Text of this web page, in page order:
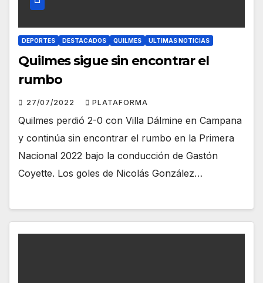
DEPORTES DESTACADOS QUILMES ULTIMAS NOTICIAS
Quilmes sigue sin encontrar el
rumbo
27/07/2022 PLATAFORMA
Quilmes perdió 2-0 con Villa Dálmine en Campana
y continúa sin encontrar el rumbo en la Primera
Nacional 2022 bajo la conducción de Gastón
Coyette. Los goles de Nicolás González…